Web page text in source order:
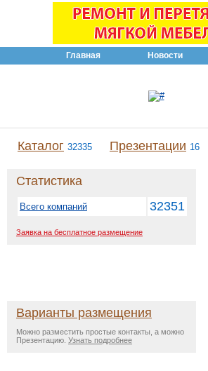
Главная Новости
Каталог 32335 Презентации 16
Статистика
Всего компаний 32351
Заявка на бесплатное размещение
Варианты размещения
Можно разместить простые контакты, а можно
Презентацию. Узнать подробнее